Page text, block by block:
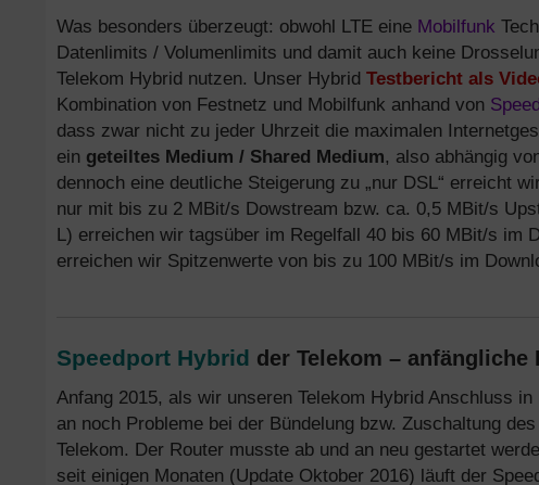
Was besonders überzeugt: obwohl LTE eine Mobilfunk
Datenlimits / Volumenlimits und damit auch keine
Telekom Hybrid nutzen. Unser Hybrid Testbericht als
Kombination von Festnetz und Mobilfunk anhand von
dass zwar nicht zu jeder Uhrzeit die maximalen
ein geteiltes Medium / Shared Medium, also abhängig
dennoch eine deutliche Steigerung zu „nur DSL“ erreicht
nur mit bis zu 2 MBit/s Dowstream bzw. ca. 0,5 MBit/s
L) erreichen wir tagsüber im Regelfall 40 bis 60 MBit/s im
erreichen wir Spitzenwerte von bis zu 100 MBit/s im
Speedport Hybrid der Telekom – anfängliche
Anfang 2015, als wir unseren Telekom Hybrid Anschluss
an noch Probleme bei der Bündelung bzw. Zuschaltung
Telekom. Der Router musste ab und an neu gestartet
seit einigen Monaten (Update Oktober 2016) läuft der